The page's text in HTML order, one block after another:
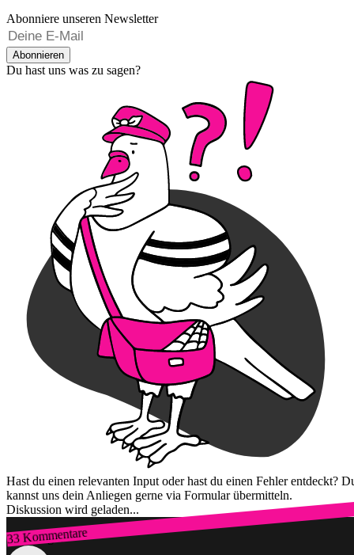
Abonniere unseren Newsletter
Abonnieren
Du hast uns was zu sagen?
Hast du einen relevanten Input oder hast du einen Fehler entdeckt?
kannst uns dein Anliegen gerne via Formular übermitteln.
Diskussion wird geladen...
33 Kommentare
Zum Login